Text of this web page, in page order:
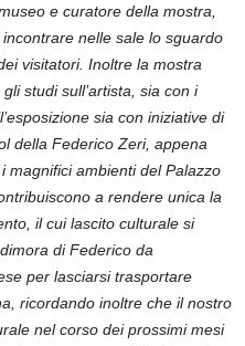
e curatore della mostra,
nelle sale lo sguardo
visitatori. Inoltre la mostra
studi sull’artista, sia con i
sia con iniziative di
della Federico Zeri, appena
magnifici ambienti del Palazzo
a rendere unica la
il cui lascito culturale si
di Federico da
per lasciarsi trasportare
ricordando inoltre che il nostro
nel corso dei prossimi mesi